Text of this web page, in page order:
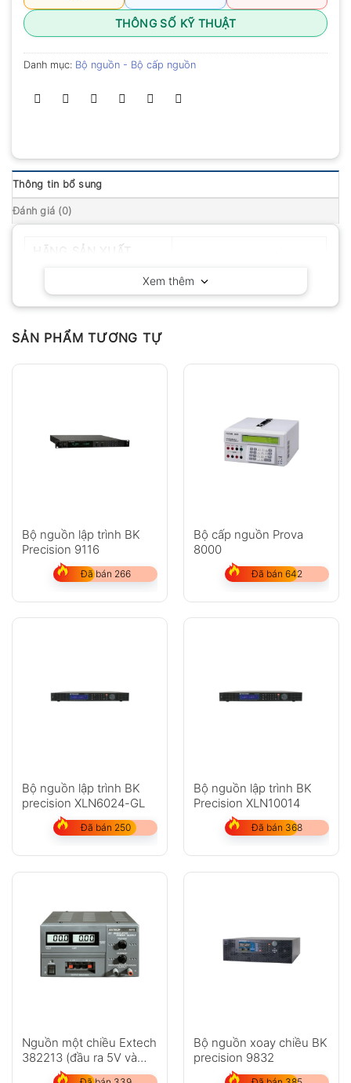
THÔNG SỐ KỸ THUẬT
Danh mục: Bộ nguồn - Bộ cấp nguồn
Thông tin bổ sung
Đánh giá (0)
Xem thêm
SẢN PHẨM TƯƠNG TỰ
Bộ nguồn lập trình BK
Precision 9116
Đã bán 266
Bộ cấp nguồn Prova
8000
Đã bán 642
Bộ nguồn lập trình BK
precision XLN6024-GL
Đã bán 250
Bộ nguồn lập trình BK
Precision XLN10014
Đã bán 368
Nguồn một chiều Extech
382213 (đầu ra 5V và
12V cố định)
Bộ nguồn xoay chiều BK
precision 9832